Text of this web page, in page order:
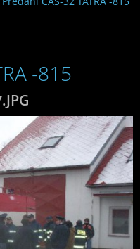
-815